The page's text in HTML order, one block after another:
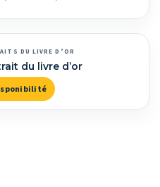
DU LIVRE D’OR
du livre d’or